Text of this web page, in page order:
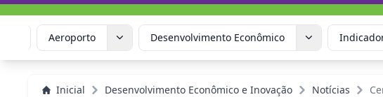
Aeroporto Desenvolvimento Econômico
Inicial Desenvolvimento Econômico e Inovação Notícias